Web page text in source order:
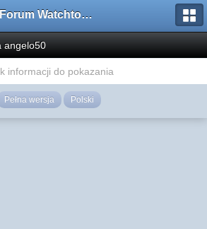
Forum Watchtower
angelo50
informacji do pokazania
Pełna wersja Polski